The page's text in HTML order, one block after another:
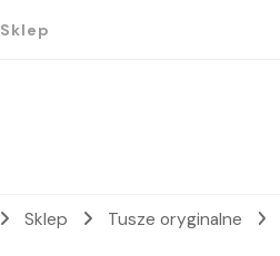
Sklep
Sklep Tusze oryginalne